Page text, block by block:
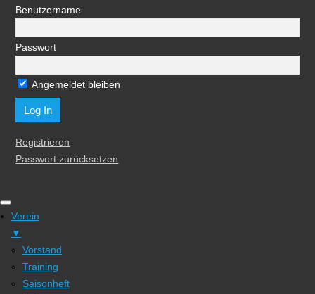
Benutzername
Passwort
Angemeldet bleiben
Registrieren
Passwort zurücksetzen
Verein
▼
Vorstand
Training
Saisonheft